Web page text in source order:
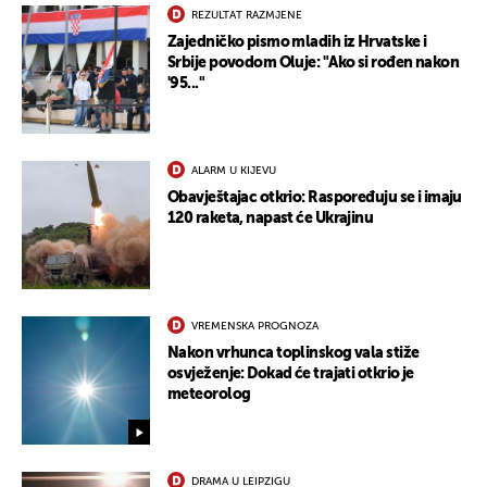
REZULTAT RAZMJENE
Zajedničko pismo mladih iz Hrvatske i
Srbije povodom Oluje: "Ako si rođen nakon
'95..."
ALARM U KIJEVU
Obavještajac otkrio: Raspoređuju se i imaju
120 raketa, napast će Ukrajinu
VREMENSKA PROGNOZA
Nakon vrhunca toplinskog vala stiže
osvježenje: Dokad će trajati otkrio je
meteorolog
DRAMA U LEIPZIGU